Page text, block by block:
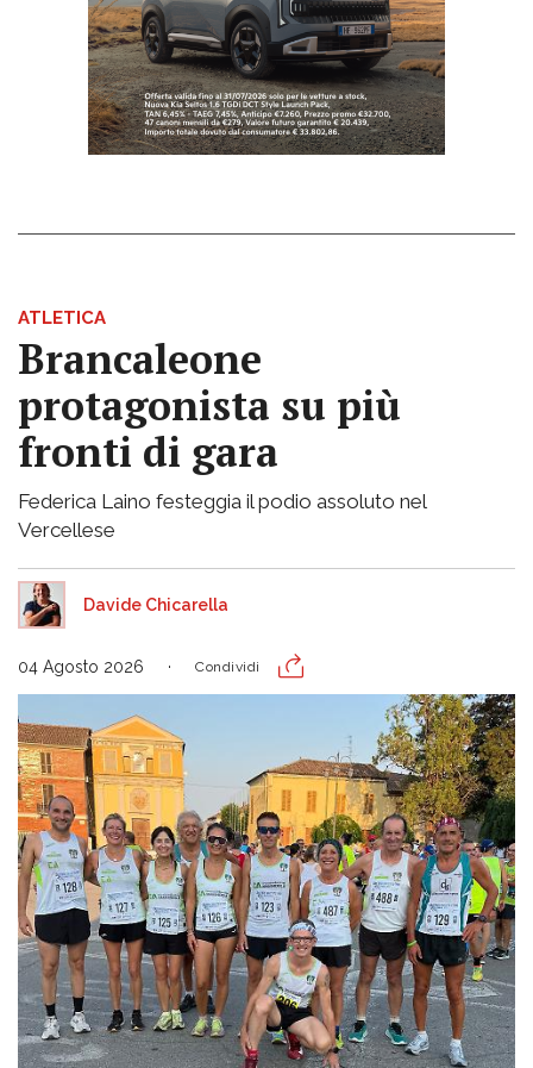
ATLETICA
Brancaleone
protagonista su più
fronti di gara
Federica Laino festeggia il podio assoluto nel
Vercellese
Davide Chicarella
04 Agosto 2026 Condividi